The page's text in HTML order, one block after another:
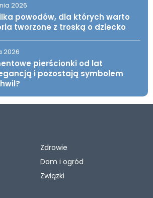
2026
powodów, dla których warto
tworzone z troską o dziecko
2026
pierścionki od lat
i pozostają symbolem
Zdrowie
Dom i ogród
Związki